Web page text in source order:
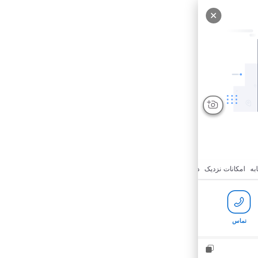
امکانات نزدیک درباره
تماس